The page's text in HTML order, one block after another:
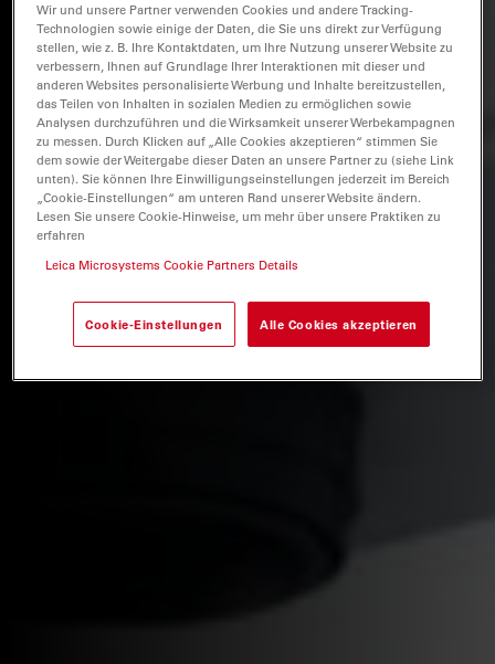
Wir und unsere Partner verwenden Cookies und andere Tracking-
Technologien sowie einige der Daten, die Sie uns direkt zur Verfügung
stellen, wie z. B. Ihre Kontaktdaten, um Ihre Nutzung unserer Website zu
verbessern, Ihnen auf Grundlage Ihrer Interaktionen mit dieser und
anderen Websites personalisierte Werbung und Inhalte bereitzustellen,
das Teilen von Inhalten in sozialen Medien zu ermöglichen sowie
Analysen durchzuführen und die Wirksamkeit unserer Werbekampagnen
zu messen. Durch Klicken auf „Alle Cookies akzeptieren“ stimmen Sie
dem sowie der Weitergabe dieser Daten an unsere Partner zu (siehe Link
unten). Sie können Ihre Einwilligungseinstellungen jederzeit im Bereich
„Cookie-Einstellungen“ am unteren Rand unserer Website ändern.
Lesen Sie unsere Cookie-Hinweise, um mehr über unsere Praktiken zu
erfahren
Leica Microsystems Cookie Partners Details
Cookie-Einstellungen Alle Cookies akzeptieren